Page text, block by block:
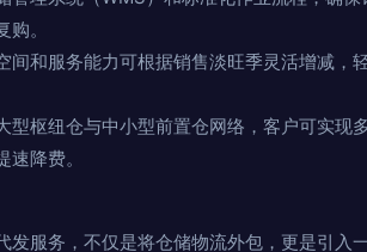
。
间和服务能力可根据销售淡旺季灵活增减，
型枢纽仓与中小型前置仓网络，客户可实现
降费。
发服务，不仅是将仓储物流外包，更是引入